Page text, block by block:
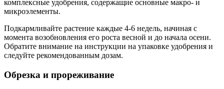
комплексные удобрения, содержащие основные макро- и
микроэлементы.
Подкармливайте растение каждые 4-6 недель, начиная с
момента возобновления его роста весной и до начала осени.
Обратите внимание на инструкции на упаковке удобрения и
следуйте рекомендованным дозам.
Обрезка и прореживание